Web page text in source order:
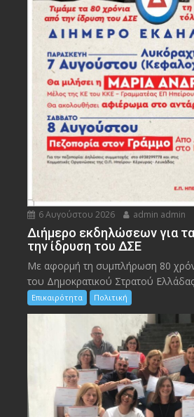
6 Αυγούστου 2026 admin admin
Διήμερο εκδηλώσεων για
την ίδρυση του ΔΣΕ
Με αφορμή τη συμπλήρωση 80
του Δημοκρατικού Στρατού
Επικαιρότητα Πολιτική